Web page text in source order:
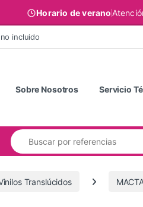
Horario de verano
incluido
Sobre Nosotros Servicio
Buscar:
Translúcidos